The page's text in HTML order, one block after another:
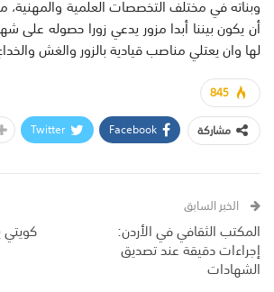
وبناته في مختلف التخصصات العلمية والمهنية،
أن يكون بيننا أبدا مزور يدعي زورا حصوله على
لها وان يعتلي مناصب قيادية بالزور والغش
845
مشاركة
Facebook
Twitter
الخبر السابق
المكتب الثقافي في الأردن:
إجراءات دقيقة عند تصديق
الشهادات